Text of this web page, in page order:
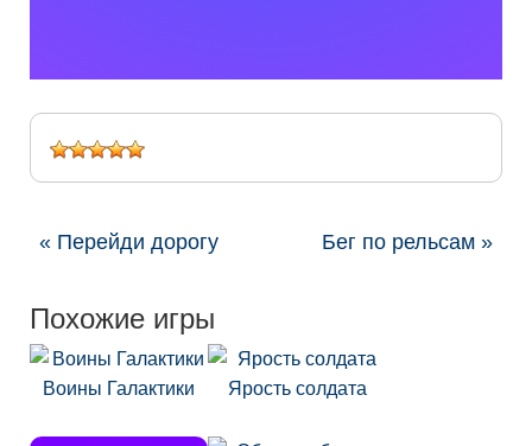
« Перейди дорогу Бег по рельсам »
Похожие игры
Воины Галактики Ярость солдата